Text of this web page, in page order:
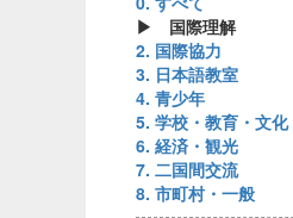
▶ 国際理解
2. 国際協力
3. 日本語教室
4. 青少年
5. 学校・教育・文化
6. 経済・観光
7. 二国間交流
8. 市町村・一般